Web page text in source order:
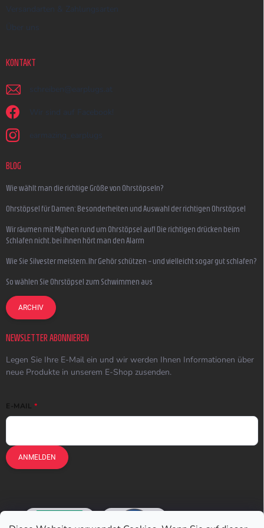
Versandarten & Zahlungsarten
Über uns
KONTAKT
schreiben @ earplugs.at
Wir sind auf Facebook!
earmazing_earplugs
BLOG
Wie wählt man die richtige Größe von Ohrstöpseln?
Ohrstöpsel für Damen: Besonderheiten und Auswahl der richtigen Ohrstöpsel
Wir räumen mit Mythen rund um Ohrstöpsel auf! Die richtigen drücken beim
Schlafen nicht, bei ihnen hört man den Alarm
Wie Sie Silvester meistern, Ihr Gehör schützen – und vielleicht sogar gut schlafen?
So wählen Sie Ohrstöpsel zum Schwimmen aus
ARCHIV
NEWSLETTER ABONNIEREN
Legen Sie Ihre E-Mail ein und wir werden Ihnen Informationen über
neue Produkte in unserem E-Shop zusenden.
E-MAIL
ANMELDEN